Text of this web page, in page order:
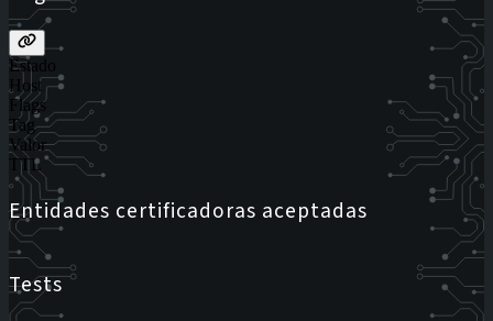
Estado
Host
Flags
Tag
Valor
TTL
Entidades certificadoras aceptadas
Tests